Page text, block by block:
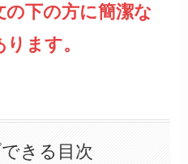
の下の方に簡潔な
ます。
きる目次